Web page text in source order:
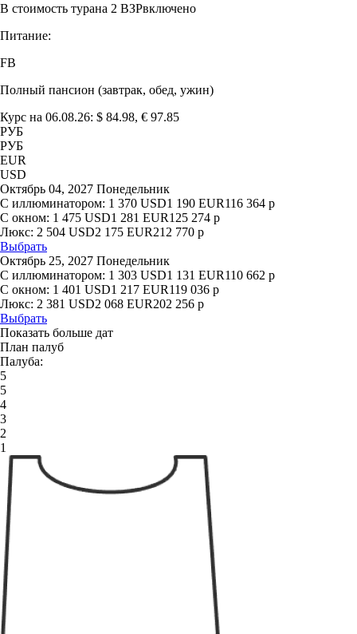
В стоимость турана 2 ВЗРвключено
Питание:
FB
Полный пансион (завтрак, обед, ужин)
Курс на 06.08.26: $ 84.98, € 97.85
РУБ
РУБ
EUR
USD
Октябрь 04, 2027 Понедельник
С иллюминатором: 1 370 USD1 190 EUR116 364 р
С окном: 1 475 USD1 281 EUR125 274 р
Люкс: 2 504 USD2 175 EUR212 770 р
Выбрать
Октябрь 25, 2027 Понедельник
С иллюминатором: 1 303 USD1 131 EUR110 662 р
С окном: 1 401 USD1 217 EUR119 036 р
Люкс: 2 381 USD2 068 EUR202 256 р
Выбрать
Показать больше дат
План палуб
Палуба:
5
5
4
3
2
1